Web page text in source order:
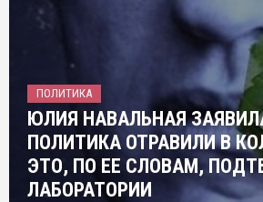
ПОЛИТИКА
ЮЛИЯ НАВАЛЬНАЯ
ПОЛИТИКА ОТРАВИЛИ В
ЭТО, ПО ЕЕ СЛОВАМ,
ЛАБОРАТОРИИ